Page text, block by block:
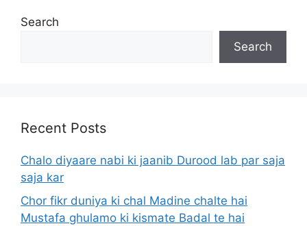
Search
Search
Recent Posts
Chalo diyaare nabi ki jaanib Durood lab par saja
saja kar
Chor fikr duniya ki chal Madine chalte hai
Mustafa ghulamo ki kismate Badal te hai